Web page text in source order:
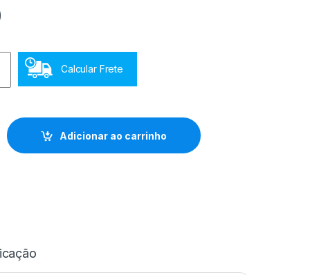
Calcular Frete
estreita Schott quantidade
Adicionar ao carrinho